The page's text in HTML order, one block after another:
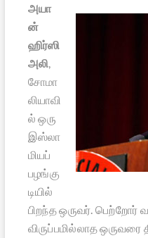
அயா
ன்
ஹிர்ஸி
அலி
சோமா
லியாவி
ல் ஒரு
இஸ்லா
மியப்
பழங்கு
டியில்
பிறந்த ஒருவர். பெற்றோர்
விருப்பமில்லாத